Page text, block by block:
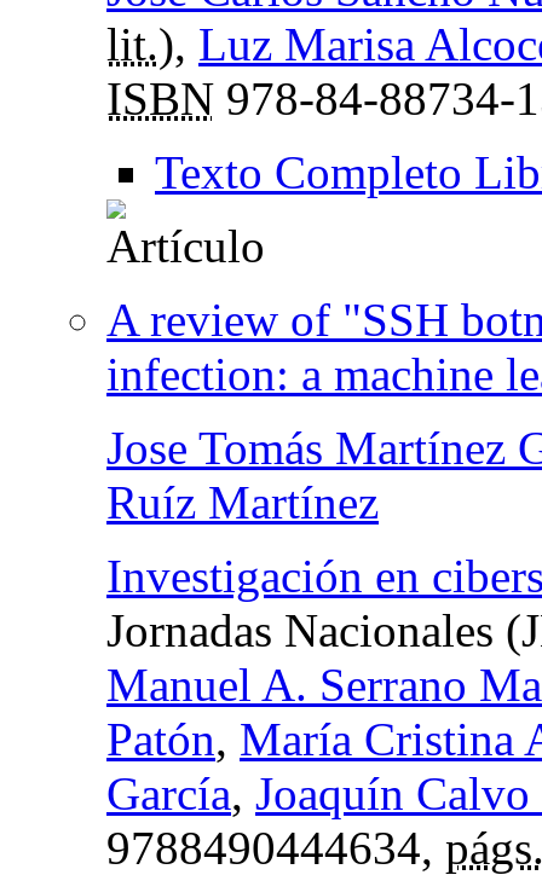
lit.), Luz Marisa
ISBN 978-84-88734-
Texto Completo
A review of "SSH
infection: a machine
Jose Tomás Martínez
Ruíz Martínez
Investigación en
Jornadas Nacionales
Manuel A. Serrano
Patón, María Cristina
García, Joaquín Calvo
9788490444634,